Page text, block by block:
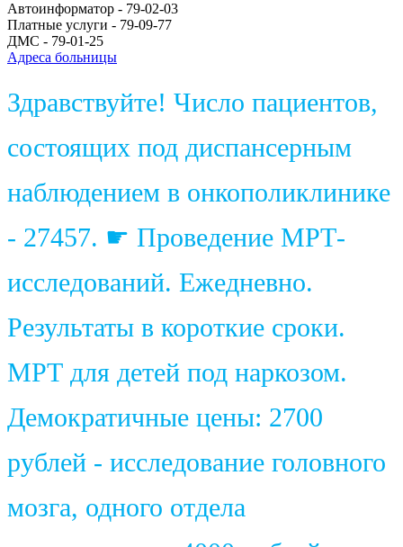
Автоинформатор - 79-02-03
Платные услуги - 79-09-77
ДМС - 79-01-25
Адреса больницы
Здравствуйте! Число пациентов,
состоящих под диспансерным
наблюдением в онкополиклинике
- 27457. ☛ Проведение МРТ-
исследований. Ежедневно.
Результаты в короткие сроки.
МРТ для детей под наркозом.
Демократичные цены: 2700
рублей - исследование головного
мозга, одного отдела